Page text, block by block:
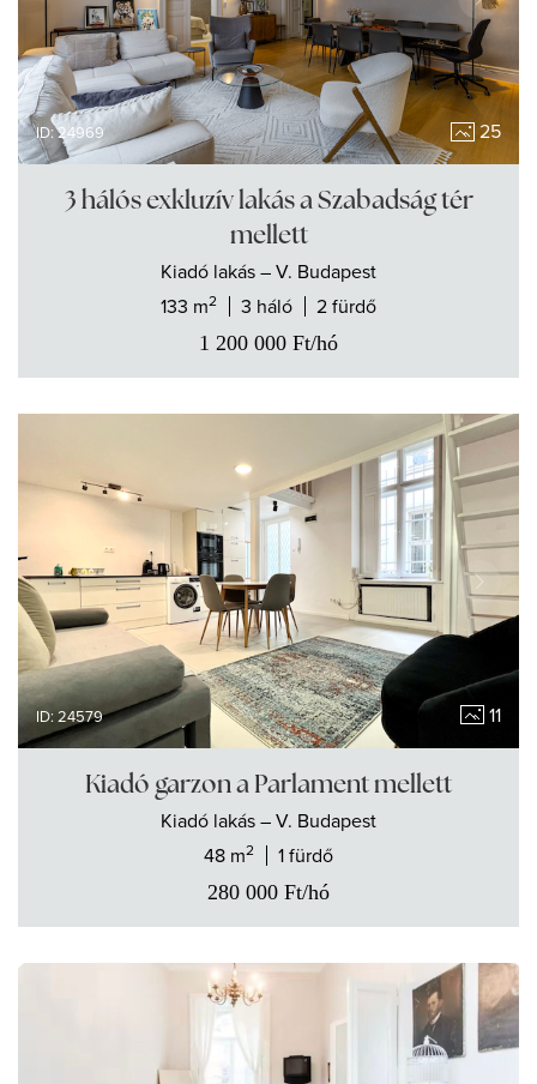
ID: 24969 25
3 hálós exkluzív lakás a Szabadság tér
mellett
Kiadó lakás– V. Budapest
133 m2 3 háló 2 fürdő
1 200 000 Ft/hó
ID: 24579 11
Kiadó garzon a Parlament mellett
Kiadó lakás– V. Budapest
48 m2 1 fürdő
280 000 Ft/hó